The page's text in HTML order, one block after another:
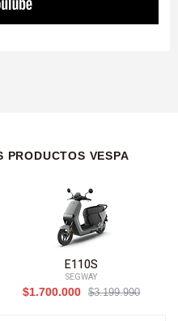
PRODUCTOS VESPA
E110S
SEGWAY
$1.700.000
$3.199.990